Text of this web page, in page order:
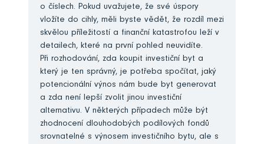
o číslech. Pokud uvažujete, že své úspory
vložíte do cihly, měli byste vědět, že rozdíl mezi
skvělou příležitostí a finanční katastrofou leží v
detailech, které na první pohled neuvidíte.
Při rozhodování, zda koupit investiční byt a
který je ten správný, je potřeba spočítat, jaký
potencionální výnos nám bude byt generovat
a zda není lepší zvolit jinou investiční
alternativu. V některých případech může být
zhodnocení dlouhodobých podílových fondů
srovnatelné s výnosem investičního bytu, ale s